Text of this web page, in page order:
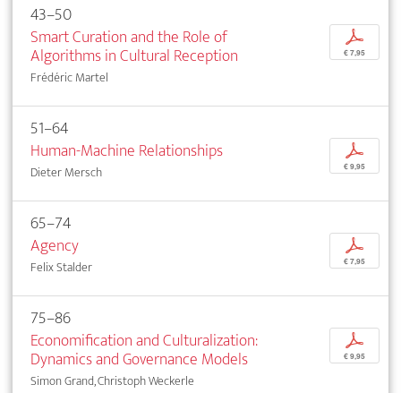
43–50
Smart Curation and the Role of
Algorithms in Cultural Reception
Frédéric Martel
p
€ 7,95
51–64
Human-Machine Relationships
Dieter Mersch
p
€ 9,95
65–74
Agency
Felix Stalder
p
€ 7,95
75–86
Economification and Culturalization:
Dynamics and Governance Models
Simon Grand, Christoph Weckerle
p
€ 9,95